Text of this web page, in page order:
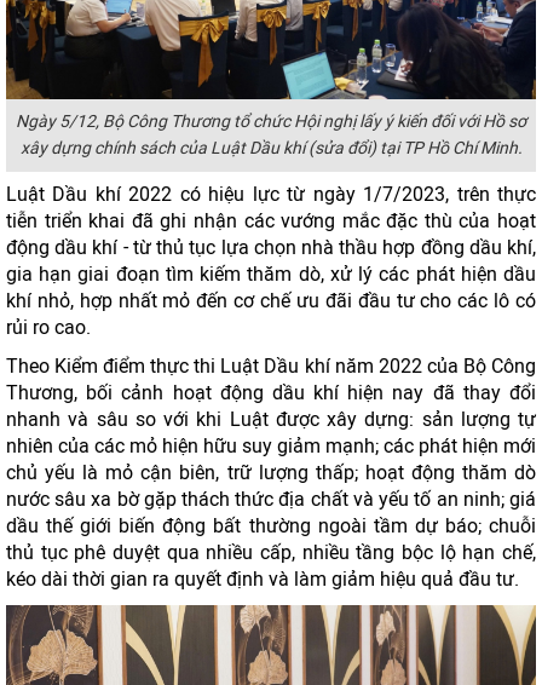
Ngày 5/12, Bộ Công Thương tổ chức Hội nghị lấy ý kiến đối với Hồ sơ
xây dựng chính sách của Luật Dầu khí (sửa đổi) tại TP Hồ Chí Minh.
Luật Dầu khí 2022 có hiệu lực từ ngày 1/7/2023, trên thực
tiễn triển khai đã ghi nhận các vướng mắc đặc thù của hoạt
động dầu khí - từ thủ tục lựa chọn nhà thầu hợp đồng dầu khí,
gia hạn giai đoạn tìm kiếm thăm dò, xử lý các phát hiện dầu
khí nhỏ, hợp nhất mỏ đến cơ chế ưu đãi đầu tư cho các lô có
rủi ro cao.
Theo Kiểm điểm thực thi Luật Dầu khí năm 2022 của Bộ Công
Thương, bối cảnh hoạt động dầu khí hiện nay đã thay đổi
nhanh và sâu so với khi Luật được xây dựng: sản lượng tự
nhiên của các mỏ hiện hữu suy giảm mạnh; các phát hiện mới
chủ yếu là mỏ cận biên, trữ lượng thấp; hoạt động thăm dò
nước sâu xa bờ gặp thách thức địa chất và yếu tố an ninh; giá
dầu thế giới biến động bất thường ngoài tầm dự báo; chuỗi
thủ tục phê duyệt qua nhiều cấp, nhiều tầng bộc lộ hạn chế,
kéo dài thời gian ra quyết định và làm giảm hiệu quả đầu tư.